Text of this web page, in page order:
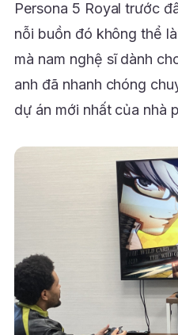
Persona 5 Royal trước
nỗi buồn đó không thể
mà nam nghệ sĩ dành
anh đã nhanh chóng
dự án mới nhất của nhà